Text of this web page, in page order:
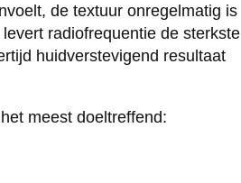
de textuur onregelmatig is
radiofrequentie de sterkste
huidverstevigend resultaat
meest doeltreffend: